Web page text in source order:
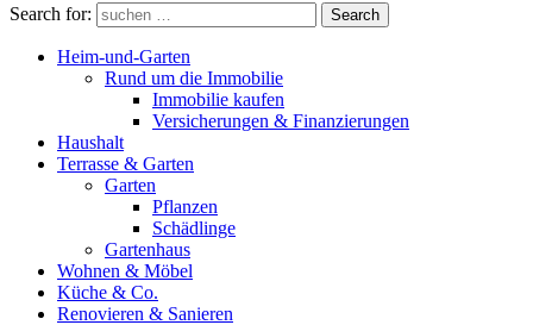
Search for: Search
Heim-und-Garten
Rund um die Immobilie
Immobilie kaufen
Versicherungen & Finanzierungen
Haushalt
Terrasse & Garten
Garten
Pflanzen
Schädlinge
Gartenhaus
Wohnen & Möbel
Küche & Co.
Renovieren & Sanieren